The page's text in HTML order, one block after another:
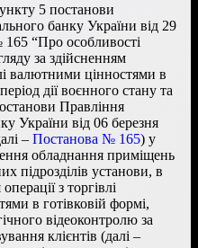
5 постанови
банку України від 29
“Про особливості
за здійсненням
валютними цінностями в
дії воєнного стану та
Правління
України від 06 березня
– Постанова № 165) у
обладнання приміщень
підрозділів установи, в
з торгівлі
в готівковій формі,
відеоконтролю за
клієнтів (далі –